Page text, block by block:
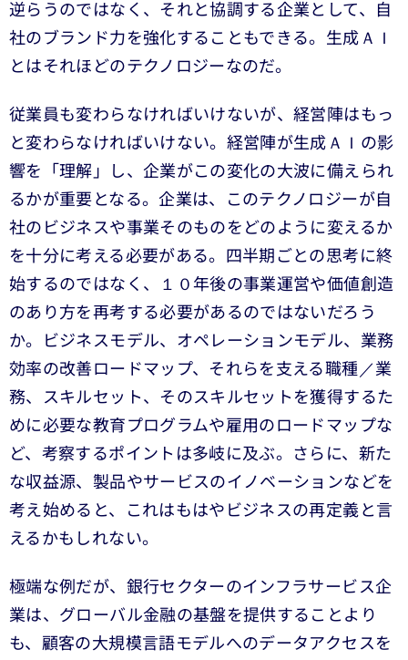
逆らうのではなく、それと協調する企業として、自
社のブランド力を強化することもできる。生成ＡＩ
とはそれほどのテクノロジーなのだ。
従業員も変わらなければいけないが、経営陣はもっ
と変わらなければいけない。経営陣が生成ＡＩの影
響を「理解」し、企業がこの変化の大波に備えられ
るかが重要となる。企業は、このテクノロジーが自
社のビジネスや事業そのものをどのように変えるか
を十分に考える必要がある。四半期ごとの思考に終
始するのではなく、１０年後の事業運営や価値創造
のあり方を再考する必要があるのではないだろう
か。ビジネスモデル、オペレーションモデル、業務
効率の改善ロードマップ、それらを支える職種／業
務、スキルセット、そのスキルセットを獲得するた
めに必要な教育プログラムや雇用のロードマップな
ど、考察するポイントは多岐に及ぶ。さらに、新た
な収益源、製品やサービスのイノベーションなどを
考え始めると、これはもはやビジネスの再定義と言
えるかもしれない。
極端な例だが、銀行セクターのインフラサービス企
業は、グローバル金融の基盤を提供することより
も、顧客の大規模言語モデルへのデータアクセスを